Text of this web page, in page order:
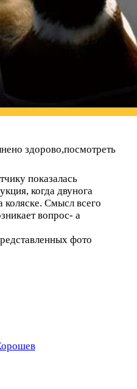
здорово,посмотреть
показалась
когда двунога
коляске. Смысл всего
вопрос- а
фото